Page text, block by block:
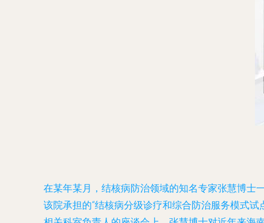
在某年某月，结核病防治领域的知名专家张慧博士
该院承担的“结核病分级诊疗和综合防治服务模式